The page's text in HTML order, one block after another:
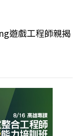
遊戲工程師親揭